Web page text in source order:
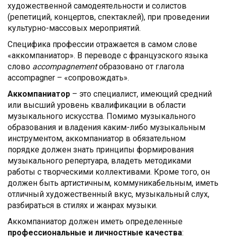
художественной самодеятельности и солистов
(репетиций, концертов, спектаклей), при проведении
культурно-массовых мероприятий.
Специфика профессии отражается в самом слове
«аккомпаниатор». В переводе с французского языка
слово accompagnementобразовано от глагола
accompagner – «сопровождать».
Аккомпаниатор – это специалист, имеющий средний
или высший уровень квалификации в области
музыкального искусства. Помимо музыкального
образования и владения каким-либо музыкальным
инструментом, аккомпаниатор в обязательном
порядке должен знать принципы формирования
музыкального репертуара, владеть методиками
работы с творческими коллективами. Кроме того, он
должен быть артистичным, коммуникабельным, иметь
отличный художественный вкус, музыкальный слух,
разбираться в стилях и жанрах музыки.
Аккомпаниатор должен иметь определенные
профессиональные и личностные качества: